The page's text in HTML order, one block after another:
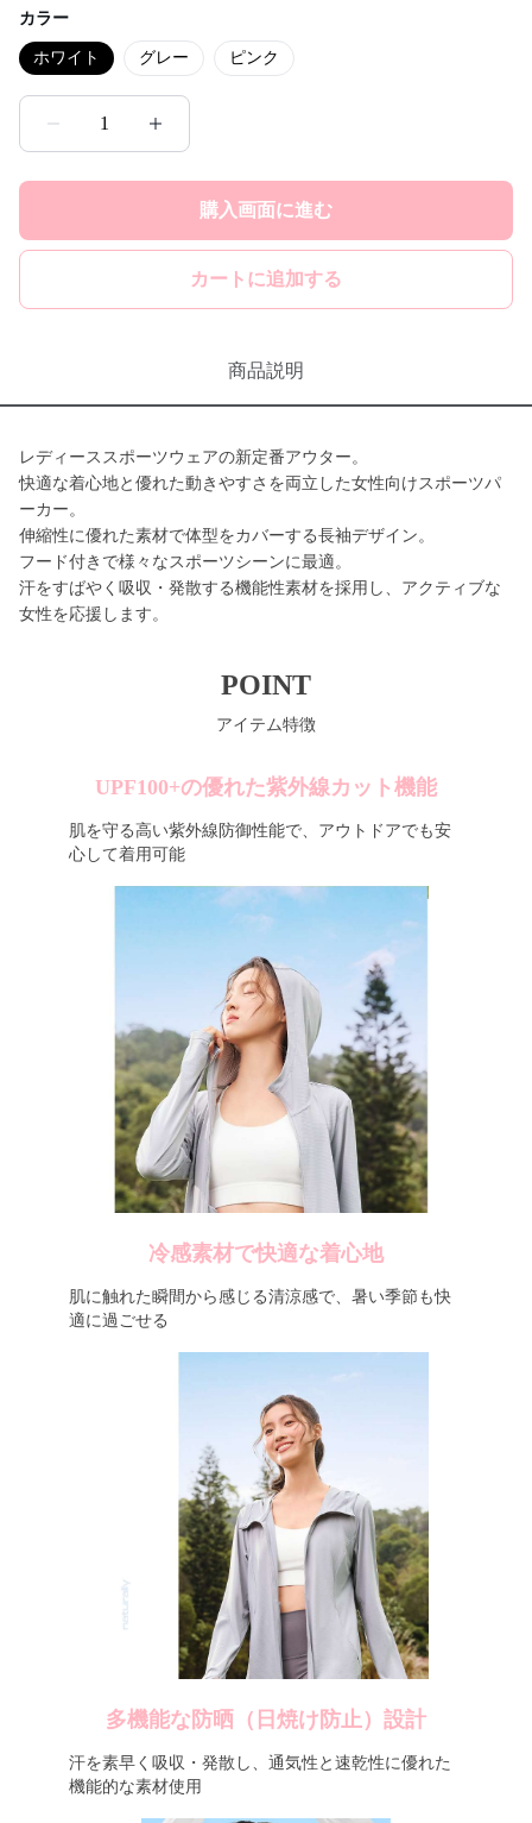
カラー
ホワイト グレー ピンク
1
購入画面に進む
カートに追加する
商品説明
レディーススポーツウェアの新定番アウター。
快適な着心地と優れた動きやすさを両立した女性向けスポーツパ
ーカー。
伸縮性に優れた素材で体型をカバーする長袖デザイン。
フード付きで様々なスポーツシーンに最適。
汗をすばやく吸収・発散する機能性素材を採用し、アクティブな
女性を応援します。
POINT
アイテム特徴
UPF100+の優れた紫外線カット機能
肌を守る高い紫外線防御性能で、アウトドアでも安
心して着用可能
冷感素材で快適な着心地
肌に触れた瞬間から感じる清涼感で、暑い季節も快
適に過ごせる
多機能な防晒（日焼け防止）設計
汗を素早く吸収・発散し、通気性と速乾性に優れた
機能的な素材使用